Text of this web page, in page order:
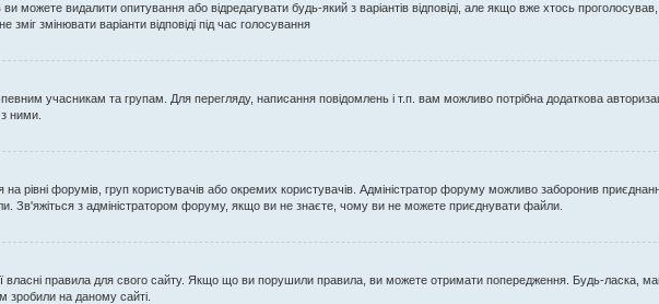
можете видалити опитування або відредагувати будь-який з варіантів відповіді, але якщо вже хтось
змінювати варіанти відповіді під час голосування
учасникам та групам. Для перегляду, написання повідомлень і т.п. вам можливо потрібна додаткова
ними.
рівні форумів, груп користувачів або окремих користувачів. Адміністратор форуму можливо заборонив
Зв'яжіться з адміністратором форуму, якщо ви не знаєте, чому ви не можете приєднувати файли.
власні правила для свого сайту. Якщо що ви порушили правила, ви можете отримати попередження. Будь-ласка,
зробили на даному сайті.